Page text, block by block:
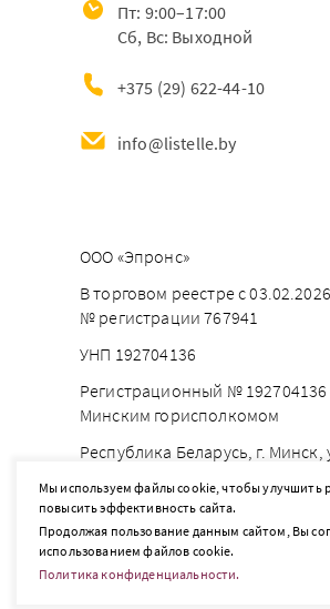
Мы используем файлы cookie, чтобы улучшить
повысить эффективность сайта.
Продолжая пользование данным сайтом, Вы
использованием файлов cookie.
Политика конфиденциальности.
Пт: 9:00–17:00
Сб, Вс: Выходной
+375 (29) 622-44-10
info@listelle.by
ООО «Эпронс»
В торговом реестре с
№ регистрации 767941
УНП 192704136
Регистрационный № 192704136
Минским горисполкомом
Республика Беларусь, г. Минск,
2026 © listelle.by Разработка